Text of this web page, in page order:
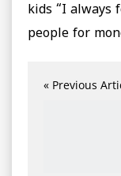
kids “I always
people for
« Previous